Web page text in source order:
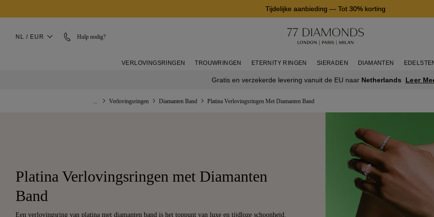
Tijdelijke aanbieding — Tot 30% korting
NL / EUR Hulp nodig?
VERLOVINGSRINGEN TROUWRINGEN ETERNITY RINGEN SIERADEN DIAMANTEN
Gratis en verzekerde levering vanuit de EU naar Netherlands Leer
Verlovingsringen Diamanten Band Platina Verlovingsringen Met Diamanten Band
Platina Verlovingsringen met Diamanten
Band
Een verlovingsring van platina met diamanten band is het toppunt van luxe en tijdloze schoonheid.